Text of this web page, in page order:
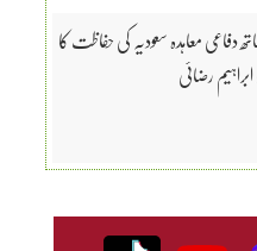
دفاعی معاہدہ سعودیہ کی حفاظت کا
رضائی